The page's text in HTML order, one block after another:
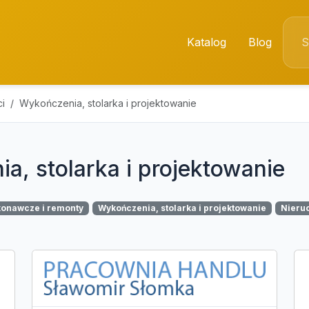
Katalog Blog
Wykończenia, stolarka i projektowanie
stolarka i projektowanie
i remonty Wykończenia, stolarka i projektowanie